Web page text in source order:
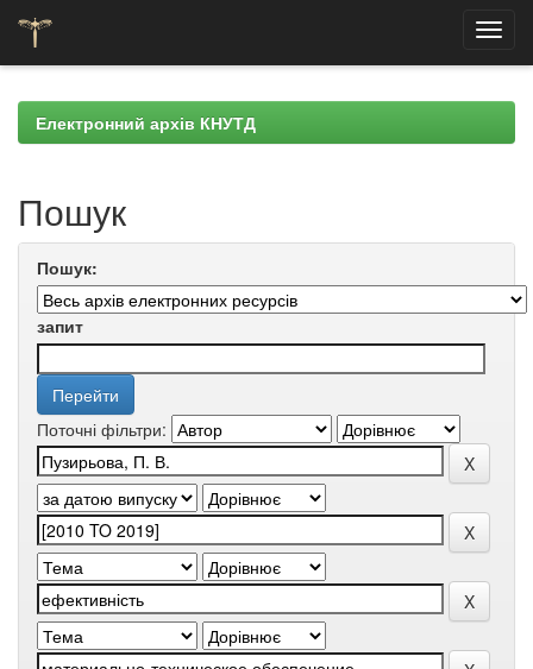
navigationЕлектронний архів КНУТД
Пошук
Пошук:
запит
Поточні фільтри: